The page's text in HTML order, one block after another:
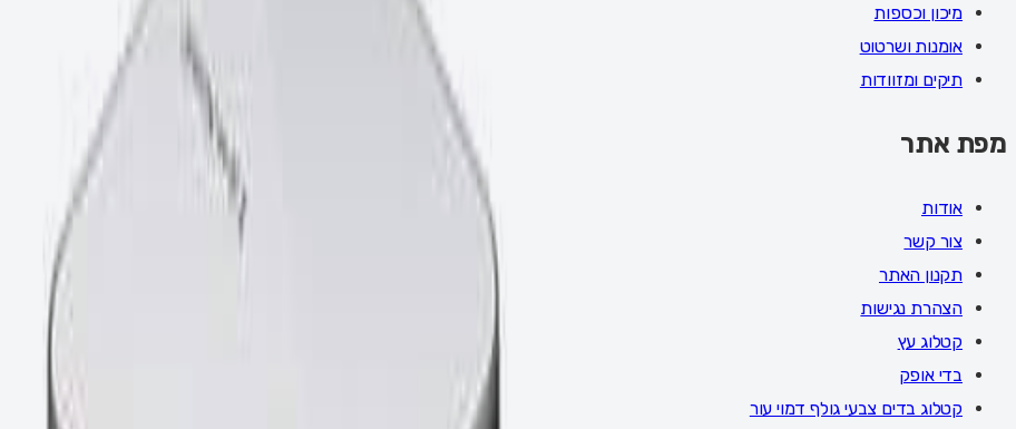
מיכון וכספות
אומנות ושרטוט
תיקים ומזוודות
מפת אתר
אודות
צור קשר
תקנון האתר
הצהרת נגישות
קטלוג עץ
בדי אופק
קטלוג בדים צבעי גולף דמוי עור